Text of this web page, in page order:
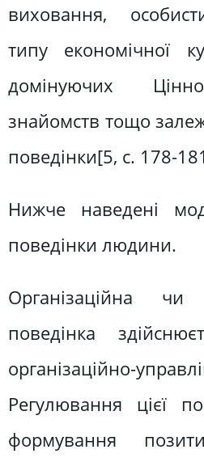
виховання,
типу економічної
домінуючих
знайомств тощо
поведінки[5, c. 178-
Нижче наведені
поведінки людини.
Організаційна чи
поведінка
організаційно-
Регулювання цієї
формування